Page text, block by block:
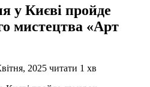
у Києві пройде
мистецтва «Арт
2025 читати 1 хв